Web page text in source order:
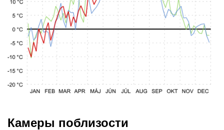
Камеры поблизости